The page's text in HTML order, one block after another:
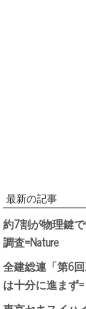
最新の記事
約7割が物理鍵
調査=Nature
全建総連「第6
は十分に進まず